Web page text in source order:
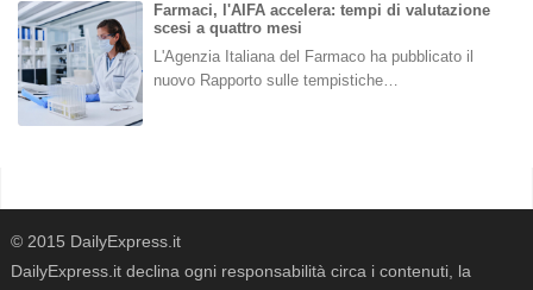
Farmaci, l'AIFA accelera: tempi di valutazione
scesi a quattro mesi
L'Agenzia Italiana del Farmaco ha pubblicato il
nuovo Rapporto sulle tempistiche…
© 2015 DailyExpress.it
DailyExpress.it declina ogni responsabilità circa i contenuti, la